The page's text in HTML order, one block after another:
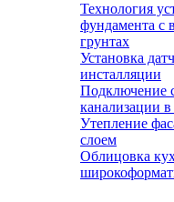
Технология
фундамента с
грунтах
Установка
инсталляции
Подключение
канализации
Утепление
слоем
Облицовка